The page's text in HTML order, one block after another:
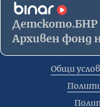
Детското.БНР
Архивен фонд
Общи